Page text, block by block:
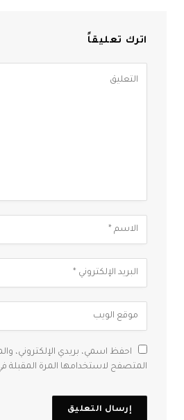
اترك تعليقاً
احفظ اسمي، بريدي الإلكتروني،
المتصفح لاستخدامها المرة المقبلة